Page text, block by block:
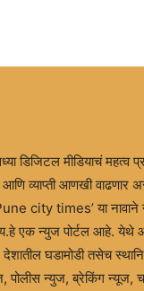
डिजिटल मीडियाचं महत्व
आणि व्याप्ती आणखी वाढणार
city times’ या नावाने
एक न्युज पोर्टल आहे. येथे
घडामोडी तसेच
पोलीस न्युज, ब्रेकिंग न्यूज,